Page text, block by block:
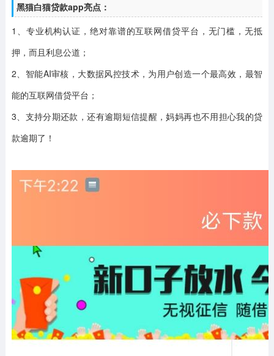
黑猫白猫贷款app亮点：
1、专业机构认证，绝对靠谱的互联网借贷平台，无门槛，无抵
押，而且利息公道；
2、智能AI审核，大数据风控技术，为用户创造一个最高效，最智
能的互联网借贷平台；
3、支持分期还款，还有逾期短信提醒，妈妈再也不用担心我的贷
款逾期了！